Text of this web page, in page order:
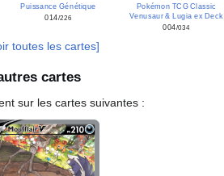
Puissance Génétique
014/226
Pokémon TCG Classic
Venusaur & Lugia ex Deck
004/034
toutes les cartes]
cartes
sur les cartes suivantes :